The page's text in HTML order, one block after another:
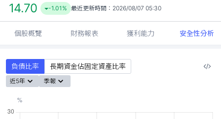
14.70 -1.01% 最近更新時間： 2026/08/07 05:30
個股概覽 財務報表 獲利能力 安全性分析
負債比率 長期資金佔固定資產比率
近5年 季報